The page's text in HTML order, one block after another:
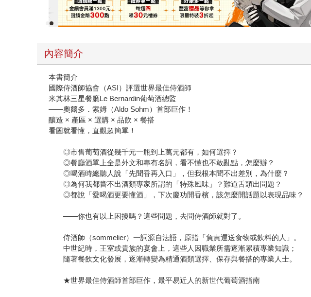
內容簡介
本書簡介
國際侍酒師協會（ASI）評選世界最佳侍酒師
米其林三星餐廳Le Bernardin葡萄酒總監
——奧爾多．索姆（Aldo Sohm）首部巨作！
釀造 × 產區 × 選購 × 品飲 × 餐搭
看圖就看懂，直觀超簡單！
◎市售葡萄酒從幾千元一瓶到上萬元都有，如何選擇？
◎餐廳酒單上全是外文和專有名詞，看不懂也不敢亂點，怎麼辦？
◎喝酒時總聽人說「先聞香再入口」，但我根本聞不出差別，為什麼？
◎為何我都嘗不出酒類專家所謂的「特殊風味」？難道舌頭出問題？
◎都說「愛喝酒更要懂酒」，下次慶功開香檳，該怎麼開話題以表現品味？
——你也有以上困擾嗎？這些問題，去問侍酒師就對了。
侍酒師（sommelier）一詞源自法語，原指「負責運送食物或飲料的人」。
中世紀時，王室或貴族的宴會上，這些人因職業所需逐漸累積專業知識；
隨著餐飲文化發展，逐漸轉變為精通酒類選擇、保存與餐搭的專業人士。
★世界最佳侍酒師首部巨作，最平易近人的新世代葡萄酒指南